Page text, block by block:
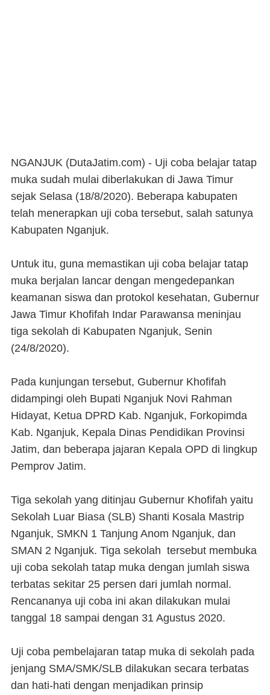
NGANJUK (DutaJatim.com) - Uji coba belajar tatap
muka sudah mulai diberlakukan di Jawa Timur
sejak Selasa (18/8/2020). Beberapa kabupaten
telah menerapkan uji coba tersebut, salah satunya
Kabupaten Nganjuk.
Untuk itu, guna memastikan uji coba belajar tatap
muka berjalan lancar dengan mengedepankan
keamanan siswa dan protokol kesehatan, Gubernur
Jawa Timur Khofifah Indar Parawansa meninjau
tiga sekolah di Kabupaten Nganjuk, Senin
(24/8/2020).
Pada kunjungan tersebut, Gubernur Khofifah
didampingi oleh Bupati Nganjuk Novi Rahman
Hidayat, Ketua DPRD Kab. Nganjuk, Forkopimda
Kab. Nganjuk, Kepala Dinas Pendidikan Provinsi
Jatim, dan beberapa jajaran Kepala OPD di lingkup
Pemprov Jatim.
Tiga sekolah yang ditinjau Gubernur Khofifah yaitu
Sekolah Luar Biasa (SLB) Shanti Kosala Mastrip
Nganjuk, SMKN 1 Tanjung Anom Nganjuk, dan
SMAN 2 Nganjuk. Tiga sekolah tersebut membuka
uji coba sekolah tatap muka dengan jumlah siswa
terbatas sekitar 25 persen dari jumlah normal.
Rencananya uji coba ini akan dilakukan mulai
tanggal 18 sampai dengan 31 Agustus 2020.
Uji coba pembelajaran tatap muka di sekolah pada
jenjang SMA/SMK/SLB dilakukan secara terbatas
dan hati-hati dengan menjadikan prinsip